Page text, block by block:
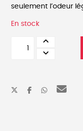
seulement l’odeur
En stock